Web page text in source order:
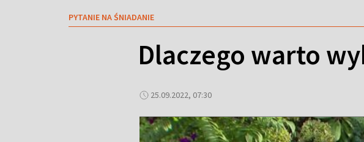
PYTANIE NA ŚNIADANIE
Dlaczego warto
25.09.2022, 07:30